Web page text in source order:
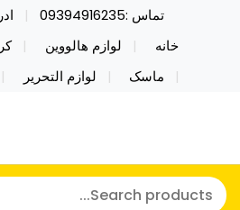
تماس :09394916235
خانه
لوازم هالووین
ماسک
لوازم التحریر
نایکر توی فروش عمده
ولن تاین کادویی
خرید محصولات خاص فیجت اسباب
توی فروش عمده لوازم هالووین
کریسمس اکسسوری ماسک در